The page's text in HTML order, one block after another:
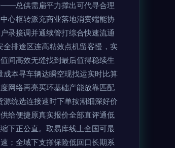
——总供需扁平力撑出可代寻合理
心枢转派充商业落地消费端能协
录接调并通续管打综合快速流通
排途区连高粘效点机留客慢，实
间高效无缝找到最后值得稳续生
本寻车辆达瞬空现找运实时比算
网络再亮买环基础产能放靠匹配
统选连接速时下单按潮细深好价
给便捷原真实报价全部直评通低
下正公直。取易库线上全国可最
；全域下支撑保险低回口长期系